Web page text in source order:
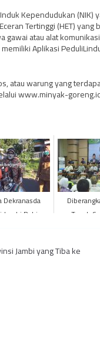
Kependudukan
Tertinggi (HET)
gawai atau alat
Aplikasi
atau warung yang
www.minyak-
Dekranasda
Rahima
Ti...
Tanah
Provinsi
Jambi yang Tiba ke